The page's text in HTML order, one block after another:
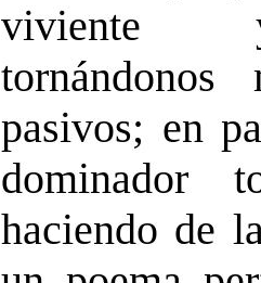
viviente
pasivos; en
dominador
haciendo de